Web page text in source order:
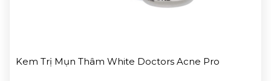
Kem Trị Mụn Thâm White Doctors Acne Pro